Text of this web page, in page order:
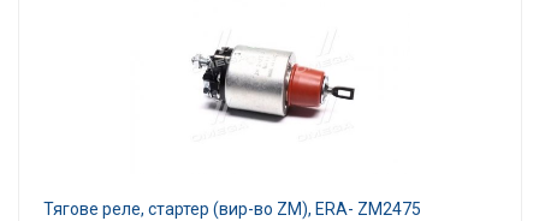
Тягове реле, стартер (вир-во ZM), ERA- ZM2475